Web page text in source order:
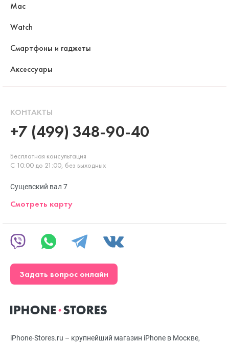
iPhone-Stores.ru – крупнейший магазин iPhone в Москве,
Mac
Watch
Смартфоны и гаджеты
Аксессуары
КОНТАКТЫ
+7 (499) 348-90-40
Бесплатная консультация
С 10:00 до 21:00, без выходных
Сущевский вал 7
Смотреть карту
Задать вопрос онлайн